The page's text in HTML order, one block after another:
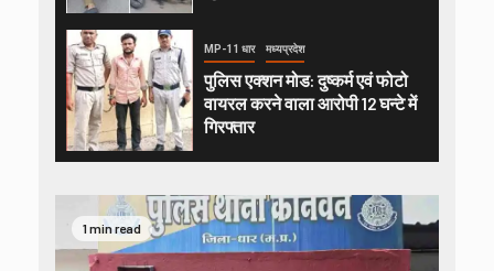
MP-11 धार मध्यप्रदेश
पुलिस एक्शन मोड: दुष्कर्म एवं फोटो
वायरल करने वाला आरोपी 12 घन्टे में
गिरफ्तार
1 min read